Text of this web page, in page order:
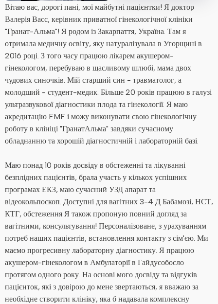
Вітаю вас, дорогі пані, мої майбутні пацієнтки! Я доктор
Валерія Васс, керівник приватної гінекологічної клініки
"Гранат-Альма"! Я родом із Закарпаття, Україна. Там я
отримала медичну освіту, яку натуралізувала в Угорщині в
2016 році. З того часу працюю лікарем акушером-
гінекологом, перебуваю в щасливому шлюбі, мама двох
чудових синочків. Мій старший син - травматолог, а
молодший - студент-медик. Більше 20 років працюю в галузі
ультразвукової діагностики плода та гінекології. Я маю
акредитацію FMF і можу виконувати свою гінекологічну
роботу в клініці "ГранатАльма" завдяки сучасному
обладнанню та хорошій діагностичній і лабораторній базі.
Маю понад 10 років досвіду в обстеженні та лікуванні
безплідних пацієнтів, брала участь у кількох успішних
програмах ЕКЗ, маю сучасний УЗД апарат та
відеокольпоскоп. Доступні для вагітних 3-4 Д Бабамозі, НСТ,
КТГ, обстеження Я також пропоную повний догляд за
вагітними, консультування! Персоналізоване, з урахуванням
потреб наших пацієнтів, встановлення контакту з сім'єю. Ми
маємо прогресивну лабораторну діагностику. Я працюю
акушером-гінекологом в Амбулаторії в Гайдусобосло
протягом одного року. На основі мого досвіду та відгуків
пацієнток, які з довірою до мене звертаються, я вважаю за
необхідне створити клініку, яка б надавала комплексну